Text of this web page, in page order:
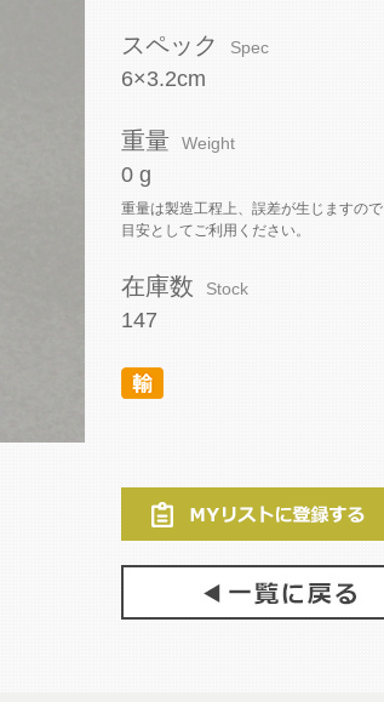
スペック Spec
6×3.2cm
重量 Weight
0 g
重量は製造工程上、誤差が生じますので
目安としてご利用ください。
在庫数 Stock
147